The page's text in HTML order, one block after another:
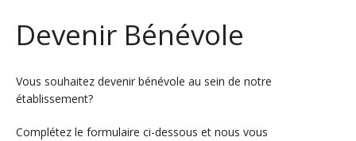
Devenir Bénévole
Vous souhaitez devenir bénévole au sein de notre
établissement?
Complétez le formulaire ci-dessous et nous vous